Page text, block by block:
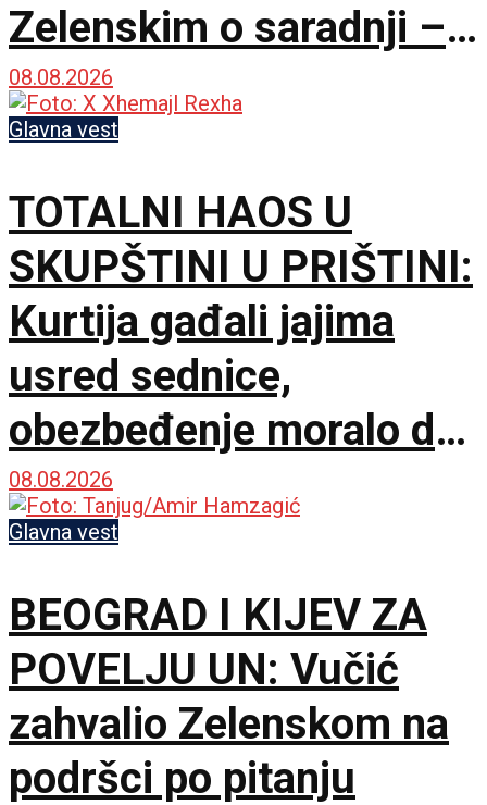
Zelenskim o saradnji –
Nismo rivali, već
partneri
08.08.2026
Glavna vest
TOTALNI HAOS U
SKUPŠTINI U PRIŠTINI:
Kurtija gađali jajima
usred sednice,
obezbeđenje moralo da
interveniše
08.08.2026
Glavna vest
BEOGRAD I KIJEV ZA
POVELJU UN: Vučić
zahvalio Zelenskom na
podršci po pitanju